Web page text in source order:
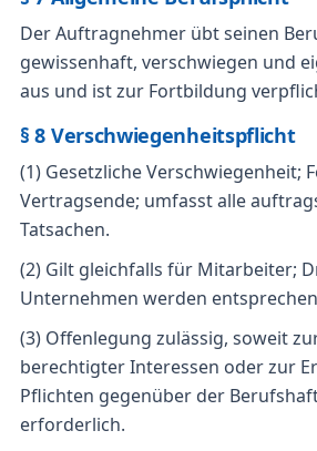
Der Auftragnehmer übt seinen
gewissenhaft, verschwiegen und
aus und ist zur Fortbildung
§ 8 Verschwiegenheitspflicht
(1) Gesetzliche Verschwiegenheit;
Vertragsende; umfasst alle
Tatsachen.
(2) Gilt gleichfalls für Mitarbeiter;
Unternehmen werden
(3) Offenlegung zulässig, soweit
berechtigter Interessen oder zur
Pflichten gegenüber der
erforderlich.